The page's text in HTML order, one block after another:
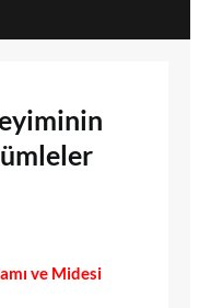
ve Midesi